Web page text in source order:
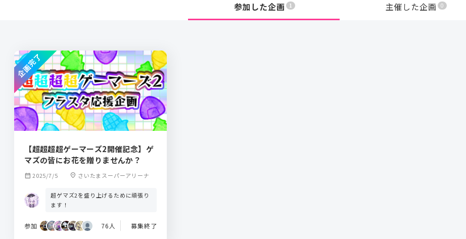
参加した企画 1 主催した企画 0
【超超超超ゲーマーズ2開催記念】ゲ
マズの皆にお花を贈りませんか？
calendar_month 2025/7/5 location_on さいたまスーパーアリーナ
超ゲマズ2を盛り上げるために頑張り
ます！
参加 76人 募集終了
企画完了